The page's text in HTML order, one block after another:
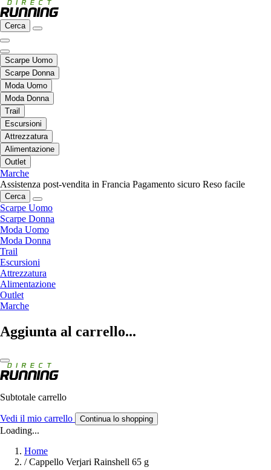
Cerca
Scarpe Uomo
Scarpe Donna
Moda Uomo
Moda Donna
Trail
Escursioni
Attrezzatura
Alimentazione
Outlet
Marche
Assistenza post-vendita in Francia Pagamento sicuro Reso facile
Cerca
Scarpe Uomo
Scarpe Donna
Moda Uomo
Moda Donna
Trail
Escursioni
Attrezzatura
Alimentazione
Outlet
Marche
Aggiunta al carrello...
Subtotale carrello
Vedi il mio carrello Continua lo shopping
Loading...
Home
/ Cappello Verjari Rainshell 65 g